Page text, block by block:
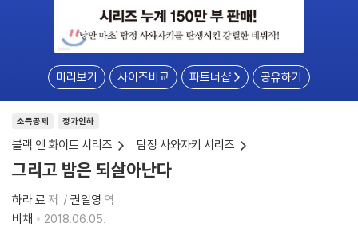
미리보기 사이즈비교 파트너샵 공유하기
소득공제 정가인하
블랙 앤 화이트 시리즈 탐정 사와자키 시리즈
그리고 밤은 되살아난다
하라 료 저 권일영 역
비채
2018.06.05.